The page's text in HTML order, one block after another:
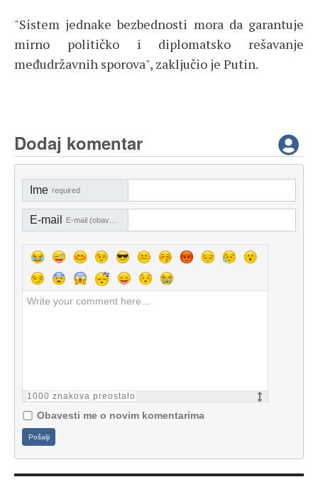
"Sistem jednake bezbednosti mora da garantuje
mirno političko i diplomatsko rešavanje
međudržavnih sporova", zaključio je Putin.
Dodaj komentar
Ime required
E-mail
1000 znakova preostalo
Obavesti me o novim komentarima
Pošalji